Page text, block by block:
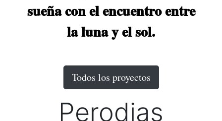
sueña con el encuentro entre
la luna y el sol.
Todos los proyectos
Perodias